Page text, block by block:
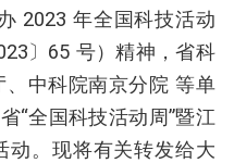
2023 年全国科技活动
〕65 号）精神，省科
中科院南京分院 等单
“全国科技活动周”暨江
动。现将有关转发给大